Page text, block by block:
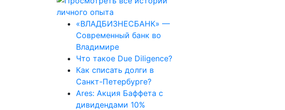
«ВЛАДБИЗНЕСБАНК» —
Современный банк во
Владимире
Что такое Due Diligence?
Как списать долги в
Санкт-Петербурге?
Ares: Акция Баффета с
дивидендами 10%